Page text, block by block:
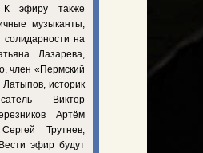
К эфиру также
музыканты,
солидарности на
Лазарева,
член «Пермский
историк
Виктор
Артём
Трутнев,
эфир будут